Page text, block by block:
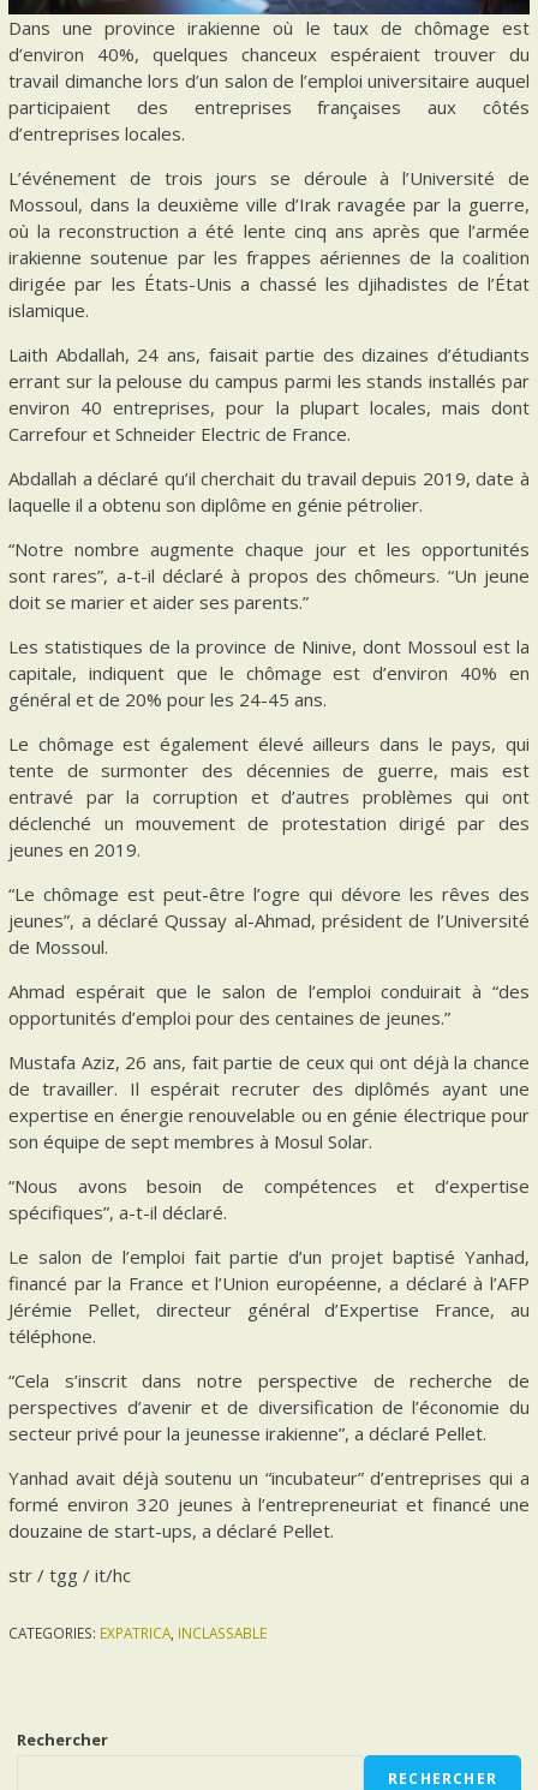
Dans une province irakienne où le taux de chômage est
d’environ 40%, quelques chanceux espéraient trouver du
travail dimanche lors d’un salon de l’emploi universitaire auquel
participaient des entreprises françaises aux côtés
d’entreprises locales.
L’événement de trois jours se déroule à l’Université de
Mossoul, dans la deuxième ville d’Irak ravagée par la guerre,
où la reconstruction a été lente cinq ans après que l’armée
irakienne soutenue par les frappes aériennes de la coalition
dirigée par les États-Unis a chassé les djihadistes de l’État
islamique.
Laith Abdallah, 24 ans, faisait partie des dizaines d’étudiants
errant sur la pelouse du campus parmi les stands installés par
environ 40 entreprises, pour la plupart locales, mais dont
Carrefour et Schneider Electric de France.
Abdallah a déclaré qu’il cherchait du travail depuis 2019, date à
laquelle il a obtenu son diplôme en génie pétrolier.
“Notre nombre augmente chaque jour et les opportunités
sont rares”, a-t-il déclaré à propos des chômeurs. “Un jeune
doit se marier et aider ses parents.”
Les statistiques de la province de Ninive, dont Mossoul est la
capitale, indiquent que le chômage est d’environ 40% en
général et de 20% pour les 24-45 ans.
Le chômage est également élevé ailleurs dans le pays, qui
tente de surmonter des décennies de guerre, mais est
entravé par la corruption et d’autres problèmes qui ont
déclenché un mouvement de protestation dirigé par des
jeunes en 2019.
“Le chômage est peut-être l’ogre qui dévore les rêves des
jeunes”, a déclaré Qussay al-Ahmad, président de l’Université
de Mossoul.
Ahmad espérait que le salon de l’emploi conduirait à “des
opportunités d’emploi pour des centaines de jeunes.”
Mustafa Aziz, 26 ans, fait partie de ceux qui ont déjà la chance
de travailler. Il espérait recruter des diplômés ayant une
expertise en énergie renouvelable ou en génie électrique pour
son équipe de sept membres à Mosul Solar.
“Nous avons besoin de compétences et d’expertise
spécifiques”, a-t-il déclaré.
Le salon de l’emploi fait partie d’un projet baptisé Yanhad,
financé par la France et l’Union européenne, a déclaré à l’AFP
Jérémie Pellet, directeur général d’Expertise France, au
téléphone.
“Cela s’inscrit dans notre perspective de recherche de
perspectives d’avenir et de diversification de l’économie du
secteur privé pour la jeunesse irakienne”, a déclaré Pellet.
Yanhad avait déjà soutenu un “incubateur” d’entreprises qui a
formé environ 320 jeunes à l’entrepreneuriat et financé une
douzaine de start-ups, a déclaré Pellet.
str / tgg / it/hc
CATEGORIES: EXPATRICA INCLASSABLE
Rechercher
RECHERCHER